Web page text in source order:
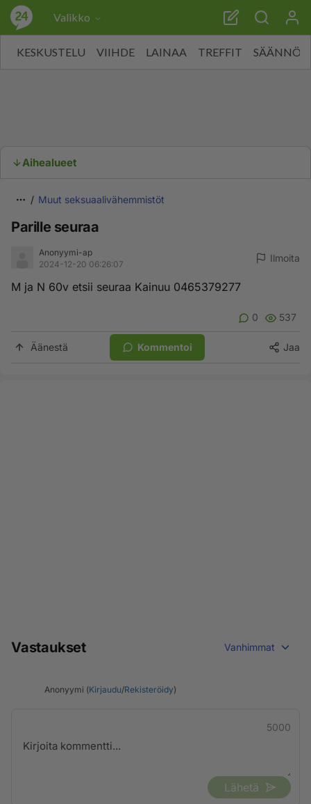
Valikko
KESKUSTELU VIIHDE LAINAA TREFFIT SÄÄNNÖT
Aihealueet
Muut seksuaalivähemmistöt
Parille seuraa
Anonyymi-ap
2024-12-20 06:26:07
Ilmoita
M ja N 60v etsii seuraa Kainuu 0465379277
0 537
Äänestä Kommentoi Jaa
Vastaukset Vanhimmat
Anonyymi (Kirjaudu/Rekisteröidy)
5000
Lähetä